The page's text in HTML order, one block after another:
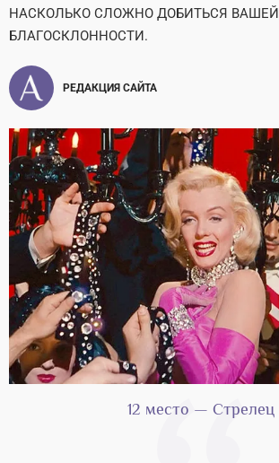
НАСКОЛЬКО СЛОЖНО ДОБИТЬСЯ ВАШЕЙ
БЛАГОСКЛОННОСТИ.
РЕДАКЦИЯ САЙТА
12 место — Стрелец